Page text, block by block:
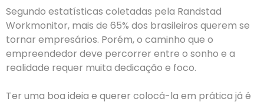
Segundo estatísticas coletadas pela Randstad
Workmonitor, mais de 65% dos brasileiros querem se
tornar empresários. Porém, o caminho que o
empreendedor deve percorrer entre o sonho e a
realidade requer muita dedicação e foco.
Ter uma boa ideia e querer colocá-la em prática já é